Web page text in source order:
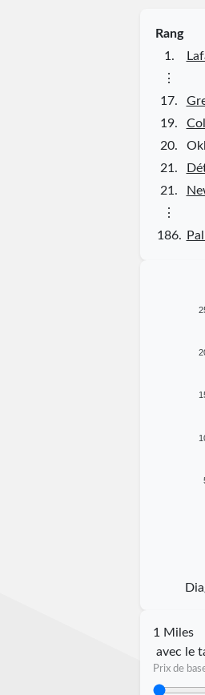
Rang
1.
⋮
17.
19.
20.
21.
21.
⋮
186.
1 Miles
avec le
Prix de